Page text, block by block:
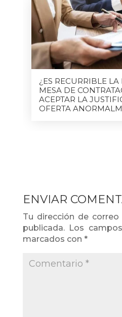
¿ES RECURRIBLE
MESA DE
ACEPTAR LA
OFERTA
ENVIAR
Tu dirección de
publicada. Los
marcados con *